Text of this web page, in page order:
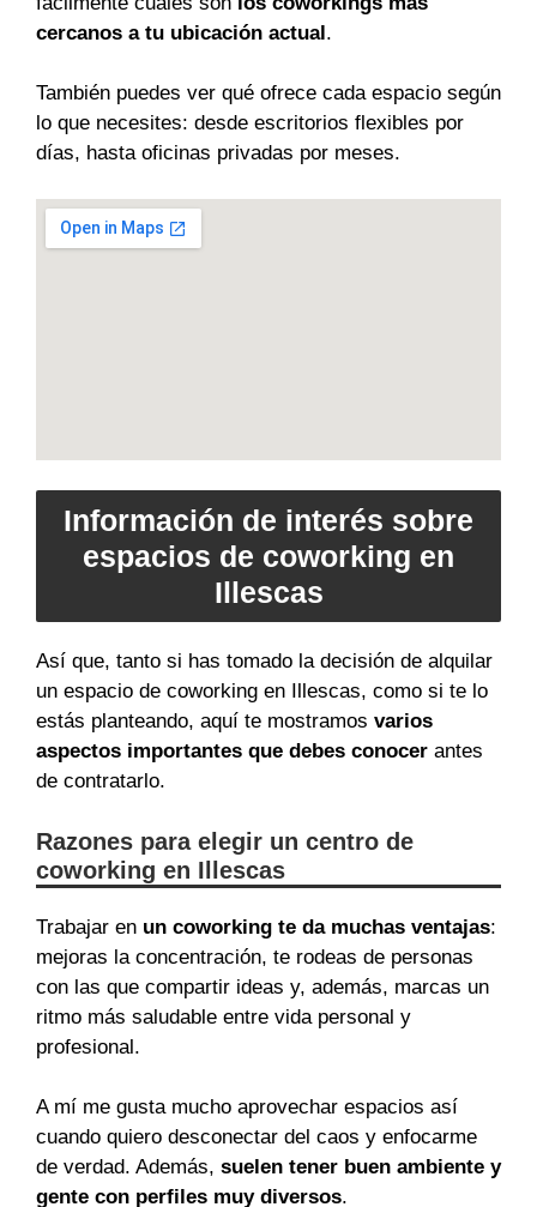
cercanos a tu ubicación actual.
También puedes ver qué ofrece cada espacio según
lo que necesites: desde escritorios flexibles por
días, hasta oficinas privadas por meses.
Información de interés sobre
espacios de coworking en
Illescas
Así que, tanto si has tomado la decisión de alquilar
un espacio de coworking en Illescas, como si te lo
estás planteando, aquí te mostramos varios
aspectos importantes que debes conocer antes
de contratarlo.
Razones para elegir un centro de
coworking en Illescas
Trabajar en un coworking te da muchas ventajas:
mejoras la concentración, te rodeas de personas
con las que compartir ideas y, además, marcas un
ritmo más saludable entre vida personal y
profesional.
A mí me gusta mucho aprovechar espacios así
cuando quiero desconectar del caos y enfocarme
de verdad. Además, suelen tener buen ambiente y
gente con perfiles muy diversos.